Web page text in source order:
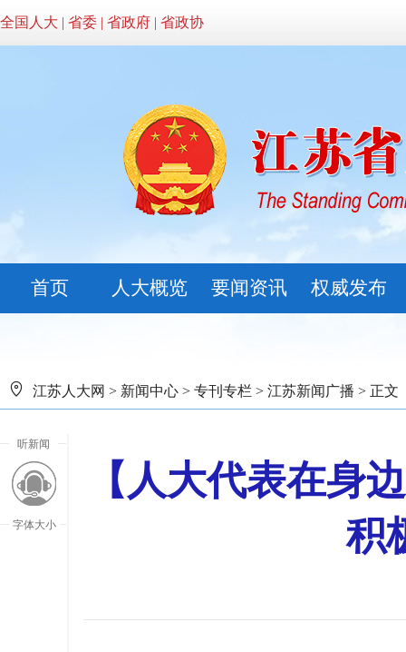
全国人大 | 省委 | 省政府 | 省政协
首页 人大概览 要闻资讯 权威发布
江苏人大网 > 新闻中心 > 专刊专栏 > 江苏新闻广播 > 正文
听新闻
字体大小
【人大代表在身
积